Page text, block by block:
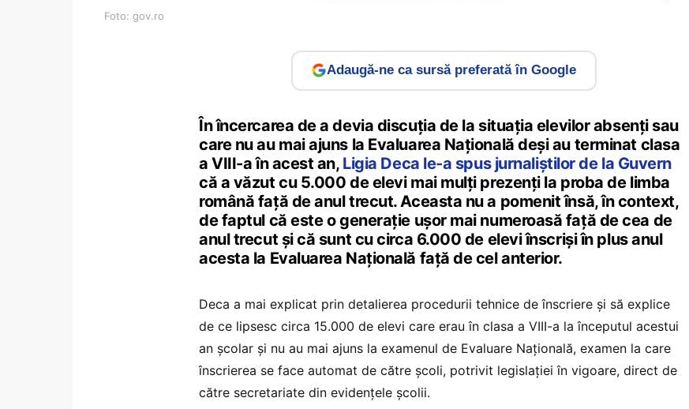
Foto: gov.ro
Adaugă-ne ca sursă preferată în Google
În încercarea de a devia discuția de la situația elevilor absenți sau
care nu au mai ajuns la Evaluarea Națională deși au terminat clasa
a VIII-a în acest an, Ligia Deca le-a spus jurnaliștilor de la Guvern
că a văzut cu 5.000 de elevi mai mulți prezenți la proba de limba
română față de anul trecut. Aceasta nu a pomenit însă, în context,
de faptul că este o generație ușor mai numeroasă față de cea de
anul trecut și că sunt cu circa 6.000 de elevi înscriși în plus anul
acesta la Evaluarea Națională față de cel anterior.
Deca a mai explicat prin detalierea procedurii tehnice de înscriere și să explice
de ce lipsesc circa 15.000 de elevi care erau în clasa a VIII-a la începutul acestui
an școlar și nu au mai ajuns la examenul de Evaluare Națională, examen la care
înscrierea se face automat de către școli, potrivit legislației în vigoare, direct de
către secretariate din evidențele școlii.